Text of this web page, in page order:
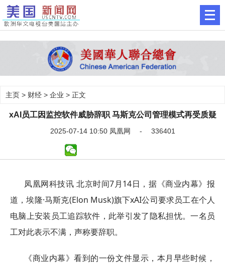
主页 > 财经 > 企业 > 正文
xAI员工因监控软件威胁辞职 马斯克公司管理模式再受质疑
2025-07-14 10:50 凤凰网 - 336401
凤凰网科技讯 北京时间7月14日，据《商业内幕》报
道，埃隆·马斯克(Elon Musk)旗下xAI公司要求员工在个人
电脑上安装员工追踪软件，此举引发了隐私担忧。一名员
工对此表示不满，声称要辞职。
《商业内幕》看到的一份文件显示，本月早些时候，